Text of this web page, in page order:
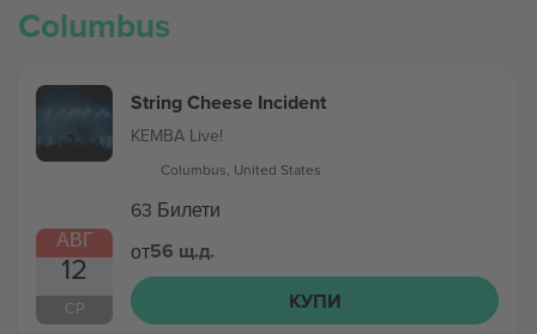
Columbus
АВГ
12
СР
String Cheese Incident
KEMBA Live!
Columbus, United States
63 Билети
от56 щ.д.
КУПИ